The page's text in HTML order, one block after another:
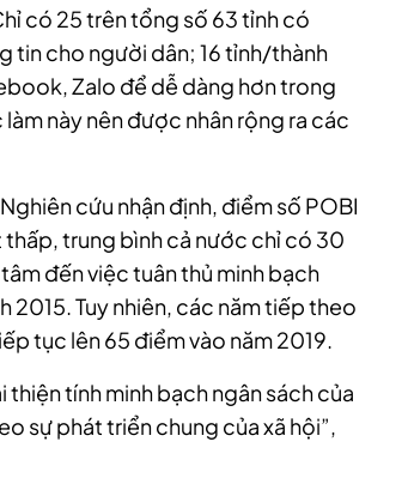
có 25 trên tổng số 63 tỉnh có
tin cho người dân; 16 tỉnh/thành
Zalo để dễ dàng hơn trong
này nên được nhân rộng ra các
cứu nhận định, điểm số POBI
thấp, trung bình cả nước chỉ có 30
đến việc tuân thủ minh bạch
2015. Tuy nhiên, các năm tiếp theo
tục lên 65 điểm vào năm 2019.
tính minh bạch ngân sách của
sự phát triển chung của xã hội”,